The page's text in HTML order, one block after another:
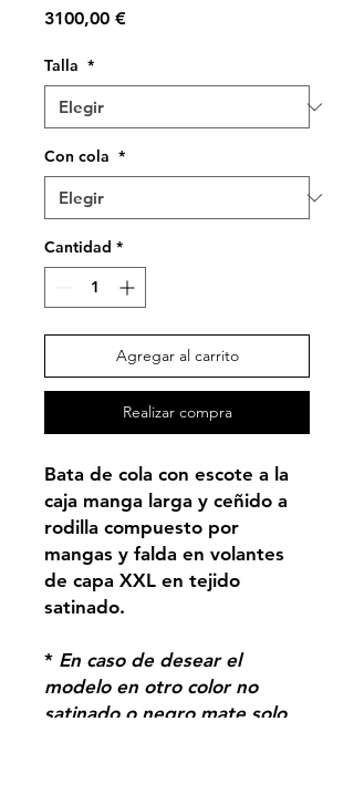
3100,00 €Precio
Talla *
Con cola *
Cantidad *
Agregar al carrito
Realizar compra
Bata de cola con escote a la
caja manga larga y ceñido a
rodilla compuesto por
mangas y falda en volantes
de capa XXL en tejido
satinado.
* En caso de desear el
modelo en otro color no
satinado o negro mate solo